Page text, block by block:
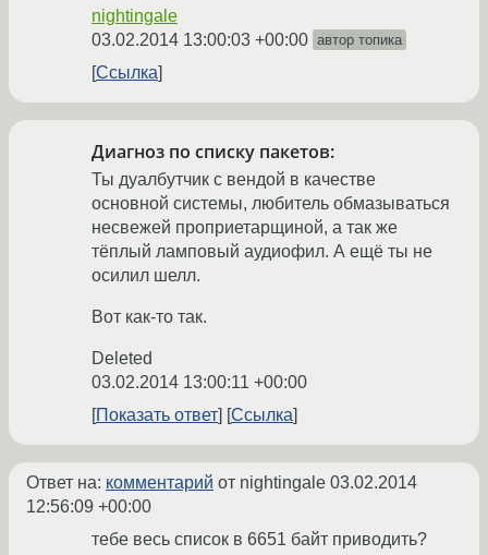
nightingale
03.02.2014 13:00:03 +00:00 автор топика
Ссылка
Диагноз по списку пакетов:
Ты дуалбутчик с вендой в качестве
основной системы, любитель обмазываться
несвежей проприетарщиной, а так же
тёплый ламповый аудиофил. А ещё ты не
осилил шелл.
Вот как-то так.
Deleted
03.02.2014 13:00:11 +00:00
Показать ответ
Ссылка
Ответ на: комментарий от nightingale 03.02.2014
12:56:09 +00:00
тебе весь список в 6651 байт приводить?